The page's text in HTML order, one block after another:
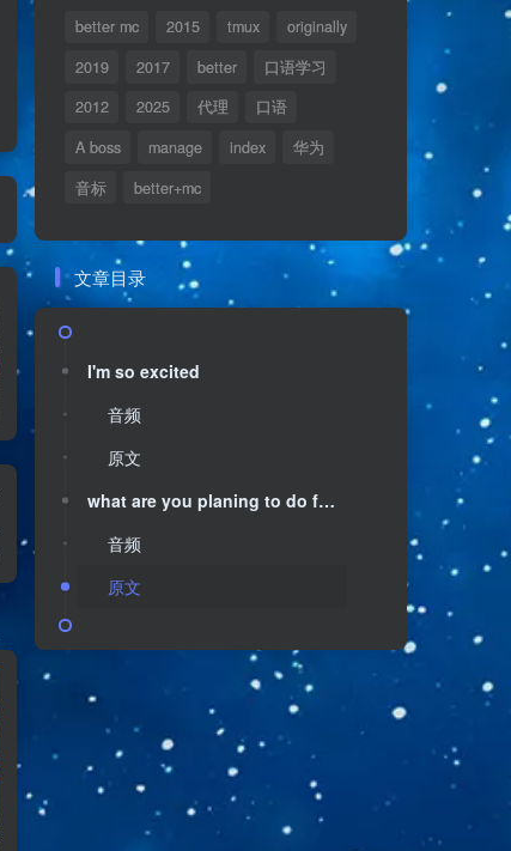
【WSL2】在WSL2中开启HTTP代理
better mc 2015 tmux
originally
2019
2017 better
口语学习
2012
2025 代理
口语
A boss
manage index
华为
音标
better+mc
文章目录
I'm so excited
音频
原文
what are you planing to do for your vocation
音频
原文